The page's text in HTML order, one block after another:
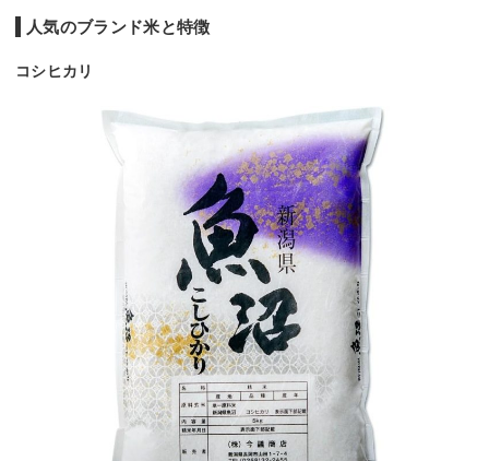
人気のブランド米と特徴
コシヒカリ